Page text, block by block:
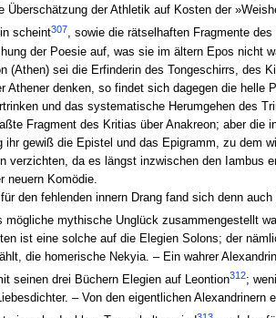
Überschätzung der Athletik auf Kosten der
scheint307, sowie die rätselhaften Fragmente des
der Poesie auf, was sie im ältern Epos nicht
(Athen) sei die Erfinderin des Tongeschirrs, des
Athener denken, so findet sich dagegen die helle
und das systematische Herumgehen des
Fragment des Kritias über Anakreon; aber die
gewiß die Epistel und das Epigramm, zu dem
verzichten, da es längst inzwischen den Iambus
neuern Komödie.
den fehlenden innern Drang fand sich denn
mögliche mythische Unglück zusammengestellt
ist eine solche auf die Elegien Solons; der
die homerische Nekyia. – Ein wahrer
seinen drei Büchern Elegien auf Leontion312;
– Von den eigentlichen Alexandrinern